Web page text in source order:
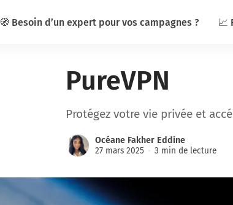
🧭 Besoin d’un expert pour vos campagnes ? 📈
PureVPN
Protégez votre vie privée et
Océane Fakher Eddine
27 mars 2025
3 min de lecture